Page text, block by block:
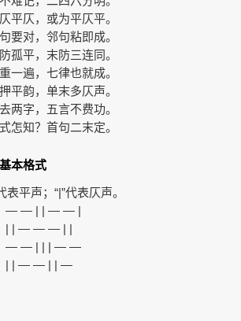
平仄，或为平仄平。
句要对，邻句粘即成。
孤平，末防三连同。
一遍，七律也就成。
平韵，单末多仄声。
两字，五言不费功。
怎知？首句二末定。
本格式
表平声；“|”代表仄声。
）— — | | — — |
| | — — — | |
）— — | | | — —
| | — — | | —